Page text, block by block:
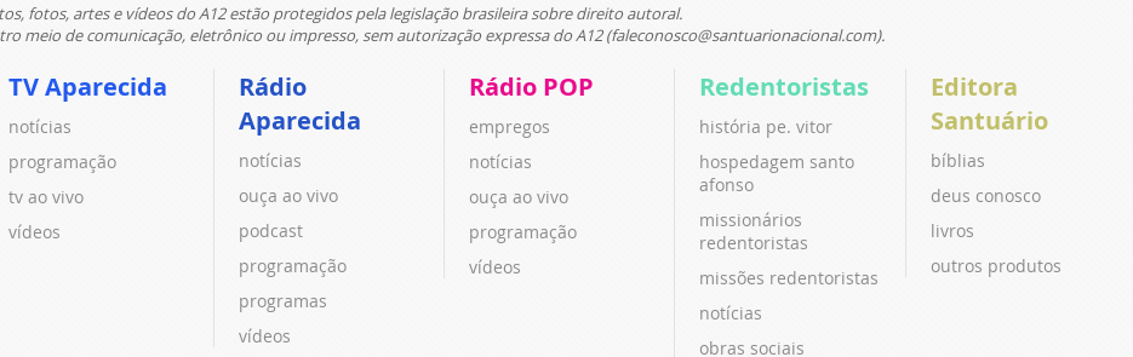
fotos, artes e vídeos do A12 estão protegidos pela legislação brasileira sobre direito autoral.
meio de comunicação, eletrônico ou impresso, sem autorização expressa do A12 (faleconosco@santuarionacional.com).
TV Aparecida
notícias
programação
tv ao vivo
vídeos
Rádio
Aparecida
notícias
ouça ao vivo
podcast
programação
programas
vídeos
Rádio POP
empregos
notícias
ouça ao vivo
programação
vídeos
Redentoristas
história pe. vitor
hospedagem santo
afonso
missionários
redentoristas
missões redentoristas
notícias
obras sociais
Editora
Santuário
bíblias
deus conosco
livros
outros produtos